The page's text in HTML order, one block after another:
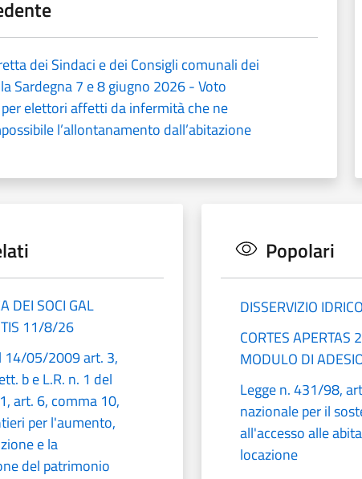
dei Sindaci e dei Consigli comunali dei
Sardegna 7 e 8 giugno 2026 - Voto
elettori affetti da infermità che ne
l’allontanamento dall’abitazione
DEI SOCI GAL
11/8/26
14/05/2009 art. 3,
b e L.R. n. 1 del
art. 6, comma 10,
per l'aumento,
e la
del patrimonio
Popolari
DISSERVIZIO IDRICO
CORTES APERTAS
MODULO DI
Legge n. 431/98,
nazionale per il
all'accesso alle
locazione